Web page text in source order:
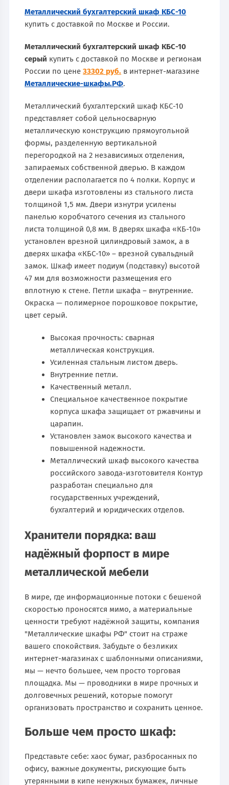
Металлический бухгалтерский шкаф КБС-10
купить с доставкой по Москве и России.
Металлический бухгалтерский шкаф КБС-10
серый купить с доставкой по Москве и регионам
России по цене33302 руб. в интернет-магазине
Металлические-шкафы.РФ.
Металлический бухгалтерский шкаф КБС-10
представляет собой цельносварную
металлическую конструкцию прямоугольной
формы, разделенную вертикальной
перегородкой на 2 независимых отделения,
запираемых собственной дверью. В каждом
отделении располагается по 4 полки. Корпус и
двери шкафа изготовлены из стального листа
толщиной 1,5 мм. Двери изнутри усилены
панелью коробчатого сечения из стального
листа толщиной 0,8 мм. В дверях шкафа «КБ-10»
установлен врезной цилиндровый замок, а в
дверях шкафа «КБС-10» – врезной сувальдный
замок. Шкаф имеет подиум (подставку) высотой
47 мм для возможности размещения его
вплотную к стене. Петли шкафа – внутренние.
Окраска — полимерное порошковое покрытие,
цвет серый.
Высокая прочность: сварная
металлическая конструкция.
Усиленная стальным листом дверь.
Внутренние петли.
Качественный металл.
Специальное качественное покрытие
корпуса шкафа защищает от ржавчины и
царапин.
Установлен замок высокого качества и
повышенной надежности.
Металлический шкаф высокого качества
российского завода-изготовителя Контур
разработан специально для
государственных учреждений,
бухгалтерий и юридических отделов.
Хранители порядка: ваш
надёжный форпост в мире
металлической мебели
В мире, где информационные потоки с бешеной
скоростью проносятся мимо, а материальные
ценности требуют надёжной защиты, компания
"Металлические шкафы РФ" стоит на страже
вашего спокойствия. Забудьте о безликих
интернет-магазинах с шаблонными описаниями,
мы — нечто большее, чем просто торговая
площадка. Мы — проводники в мире прочных и
долговечных решений, которые помогут
организовать пространство и сохранить ценное.
Больше чем просто шкаф:
Представьте себе: хаос бумаг, разбросанных по
офису, важные документы, рискующие быть
утерянными в кипе ненужных бумажек, личные